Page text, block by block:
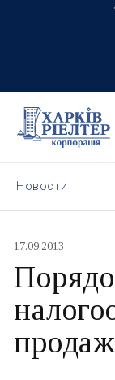
Новости
17.09.2013